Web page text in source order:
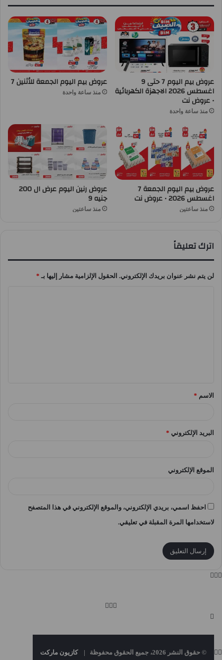
عروض بيم اليوم 7 حتى 9
اغسطس 2026 الاجهزة الكهربائية
• عروض نت
منذ ساعة واحدة
عروض بيم اليوم الجمعة للأثنين 7
منذ ساعة واحدة
عروض بيم اليوم الجمعة 7
اغسطس 2026 • عروض نت
منذ ساعتين
عروض رنين اليوم عرض ال 200
جنيه 9
منذ ساعتين
اترك تعليقاً
لن يتم نشر عنوان بريدك الإلكتروني. الحقول الإلزامية مشار إليها بـ *
*الاسم *
البريد الإلكتروني *
الموقع الإلكتروني
احفظ اسمي، بريدي الإلكتروني، والموقع الإلكتروني في هذا المتصفح
لاستخدامها المرة المقبلة في تعليقي.
© حقوق النشر 2026، جميع الحقوق محفوظة | كازيون ماركت